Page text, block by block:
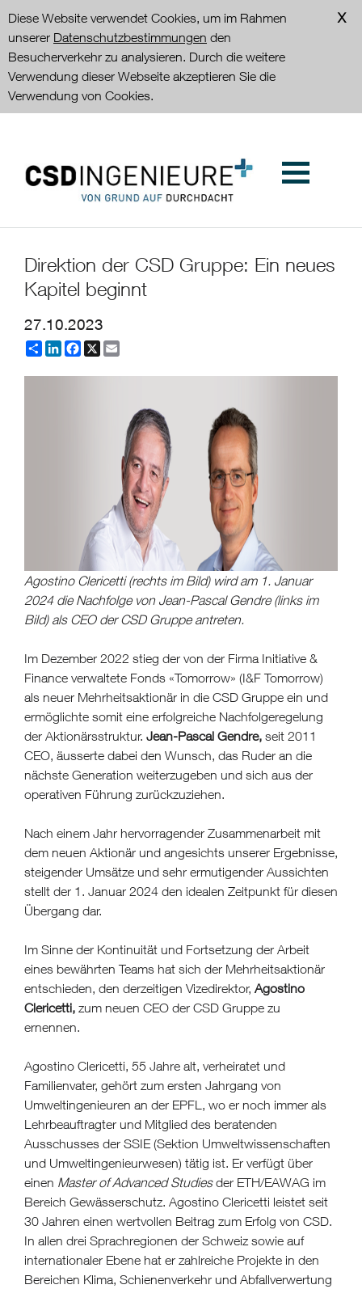
Diese Website verwendet Cookies, um im Rahmen
unserer Datenschutzbestimmungen den
Besucherverkehr zu analysieren. Durch die weitere
Verwendung dieser Webseite akzeptieren Sie die
Verwendung von Cookies.
Direktion der CSD Gruppe: Ein neues
Kapitel beginnt
27.10.2023
Share LinkedInFacebook
Agostino Clericetti (rechts im Bild) wird am 1. Januar
2024 die Nachfolge von Jean-Pascal Gendre (links im
Bild) als CEO der CSD Gruppe antreten.
Im Dezember 2022 stieg der von der Firma Initiative &
Finance verwaltete Fonds «Tomorrow» (I&F Tomorrow)
als neuer Mehrheitsaktionär in die CSD Gruppe ein und
ermöglichte somit eine erfolgreiche Nachfolgeregelung
der Aktionärsstruktur. Jean-Pascal Gendre, seit 2011
CEO, äusserte dabei den Wunsch, das Ruder an die
nächste Generation weiterzugeben und sich aus der
operativen Führung zurückzuziehen.
Nach einem Jahr hervorragender Zusammenarbeit mit
dem neuen Aktionär und angesichts unserer Ergebnisse,
steigender Umsätze und sehr ermutigender Aussichten
stellt der 1. Januar 2024 den idealen Zeitpunkt für diesen
Übergang dar.
Im Sinne der Kontinuität und Fortsetzung der Arbeit
eines bewährten Teams hat sich der Mehrheitsaktionär
entschieden, den derzeitigen Vizedirektor, Agostino
Clericetti, zum neuen CEO der CSD Gruppe zu
ernennen.
Agostino Clericetti, 55 Jahre alt, verheiratet und
Familienvater, gehört zum ersten Jahrgang von
Umweltingenieuren an der EPFL, wo er noch immer als
Lehrbeauftragter und Mitglied des beratenden
Ausschusses der SSIE (Sektion Umweltwissenschaften
und Umweltingenieurwesen) tätig ist. Er verfügt über
einen Master of Advanced Studiesder ETH/EAWAG im
Bereich Gewässerschutz. Agostino Clericetti leistet seit
30 Jahren einen wertvollen Beitrag zum Erfolg von CSD.
In allen drei Sprachregionen der Schweiz sowie auf
internationaler Ebene hat er zahlreiche Projekte in den
Bereichen Klima, Schienenverkehr und Abfallverwertung